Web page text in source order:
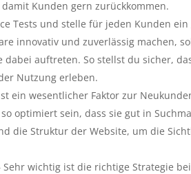
Kunden gern zurückkommen.
Tests und stelle für jeden Kunden
innovativ und zuverlässig machen,
dabei auftreten. So stellst du sicher,
Nutzung erleben.
ist ein wesentlicher Faktor zur
optimiert sein, dass sie gut in
die Struktur der Website, um die
Sehr wichtig ist die richtige Strategie